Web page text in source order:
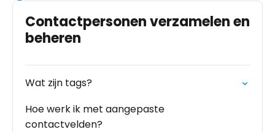
Contactpersonen verzamelen en
beheren
Wat zijn tags?
Hoe werk ik met aangepaste
contactvelden?